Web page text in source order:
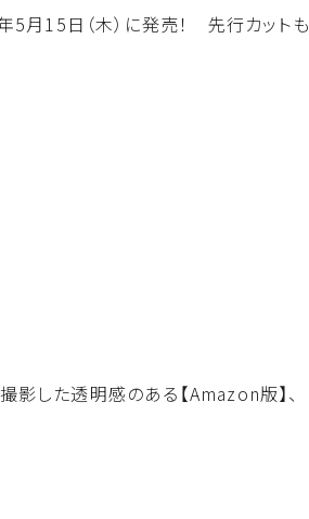
月15日（木）に発売！ 先行カットも
影した透明感のある【Amazon版】、